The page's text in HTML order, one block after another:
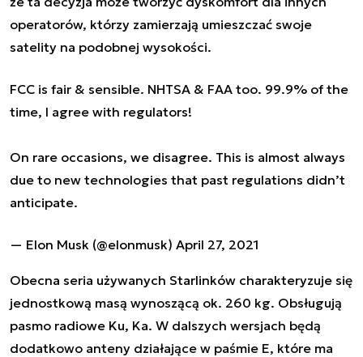
operatorów, którzy zamierzają umieszczać swoje
satelity na podobnej wysokości.
FCC is fair & sensible. NHTSA & FAA too. 99.9% of the
time, I agree with regulators!
On rare occasions, we disagree. This is almost always
due to new technologies that past regulations didn’t
anticipate.
— Elon Musk (@elonmusk) April 27, 2021
Obecna seria używanych Starlinków charakteryzuje się
jednostkową masą wynoszącą ok. 260 kg. Obsługują
pasmo radiowe Ku, Ka. W dalszych wersjach będą
dodatkowo anteny działające w paśmie E, które ma